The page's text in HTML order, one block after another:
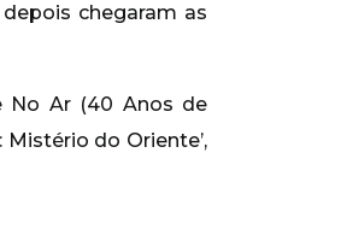
chegaram as
No Ar (40 Anos de
Mistério do Oriente’,